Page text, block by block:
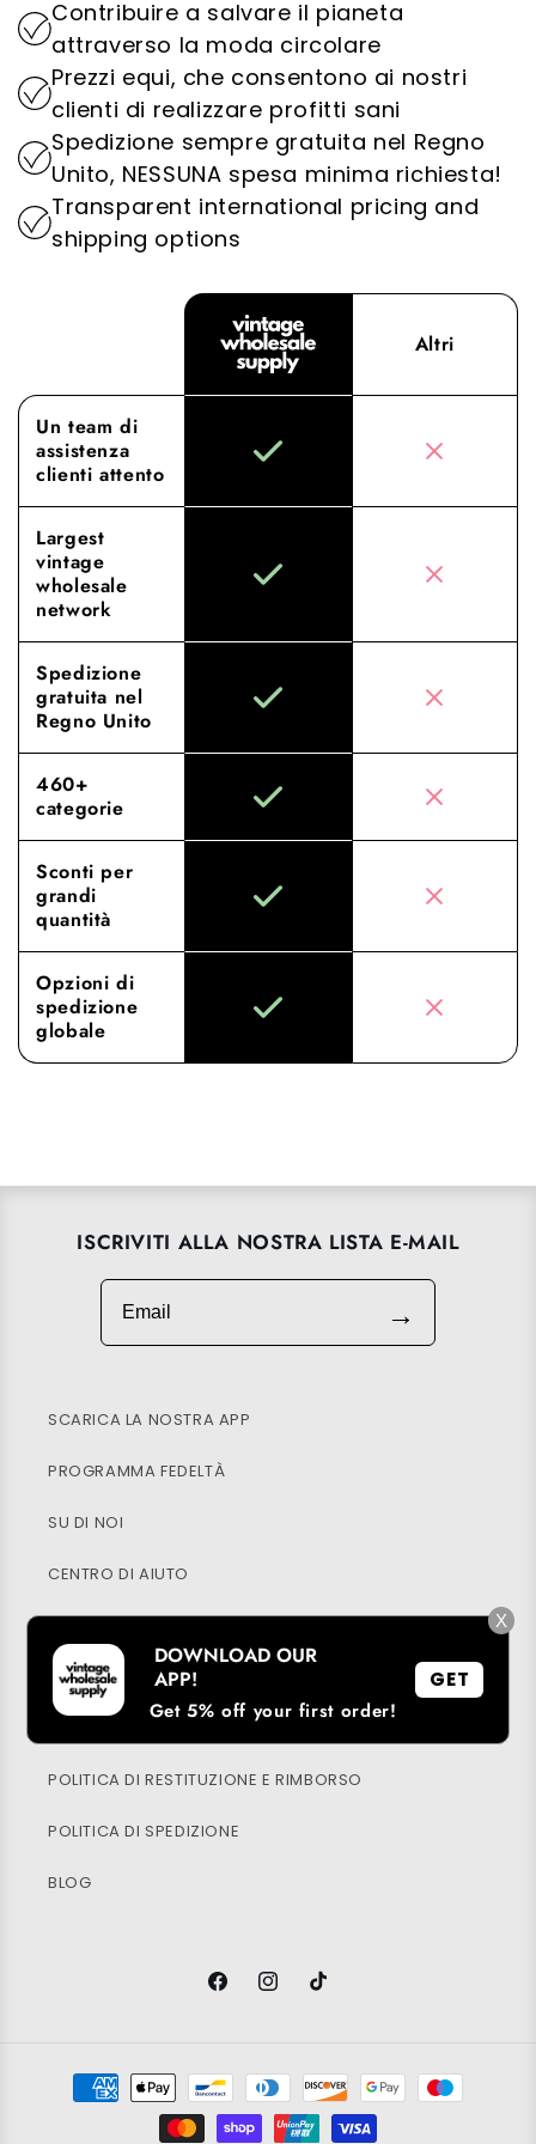
Dando priorità alla sostenibilità, svolgiamo un
ambientale dell'industria della moda.
elevati, distinguendoci come la destinazione
ideale per l'abbigliamento vintage all'ingrosso.
Provate la differenza con Vintage Wholesale
Supply, dove la nostra dedizione
all'approvvigionamento e al servizio di qualità
superiore eleva la vostra esperienza di vendita
all'ingrosso a nuovi livelli.
Contribuire a salvare il pianeta
attraverso la moda circolare
Prezzi equi, che consentono ai nostri
clienti di realizzare profitti sani
Spedizione sempre gratuita nel Regno
Unito, NESSUNA spesa minima richiesta!
Transparent international pricing and
shipping options
Altri
Un team di
assistenza
clienti attento
Largest
vintage
wholesale
network
Spedizione
gratuita nel
Regno Unito
460+
categorie
Sconti per
grandi
quantità
Opzioni di
spedizione
globale
ISCRIVITI ALLA NOSTRA LISTA E-MAIL
Email
→
SCARICA LA NOSTRA APP
PROGRAMMA FEDELTÀ
SU DI NOI
CENTRO DI AIUTO
SOSTENIBILITÀ
INFORMATIVA SULLA PRIVACY
POLITICA DI RESTITUZIONE E RIMBORSO
POLITICA DI SPEDIZIONE
BLOG
FacebookInstagramTikTok
Metodi
X
DOWNLOAD OUR
APP!
Get 5% off your first order!
GET